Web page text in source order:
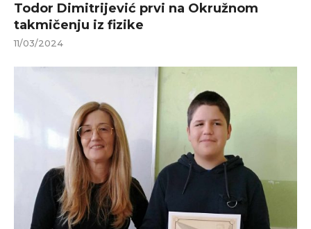
Todor Dimitrijević prvi na Okružnom
takmičenju iz fizike
11/03/2024